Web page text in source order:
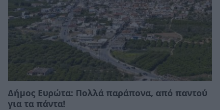
Δήμος Ευρώτα: Πολλά παράπονα, από παντού
για τα πάντα!